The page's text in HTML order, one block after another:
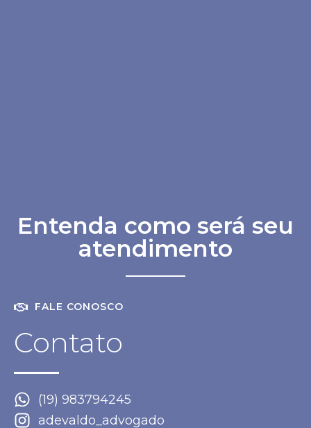
Entenda como será seu
atendimento
FALE CONOSCO
Contato
(19) 983794245
adevaldo_advogado